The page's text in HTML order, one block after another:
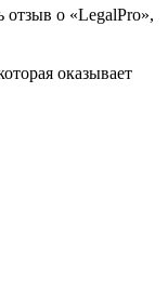
отзыв о «LegalPro»,
оказывает